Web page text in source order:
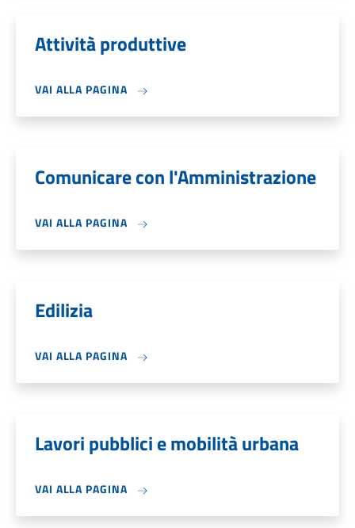
Attività produttive
VAI ALLA PAGINA
Comunicare con l'Amministrazione
VAI ALLA PAGINA
Edilizia
VAI ALLA PAGINA
Lavori pubblici e mobilità urbana
VAI ALLA PAGINA